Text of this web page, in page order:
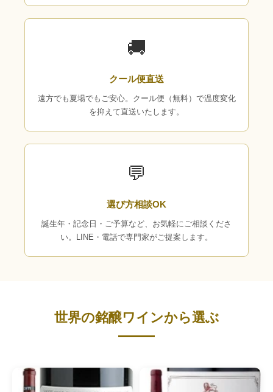
🚚
クール便直送
遠方でも夏場でもご安心。クール便（無料）で温度変化
を抑えて直送いたします。
💬
選び方相談OK
誕生年・記念日・ご予算など、お気軽にご相談くださ
い。LINE・電話で専門家がご提案します。
世界の銘醸ワインから選ぶ